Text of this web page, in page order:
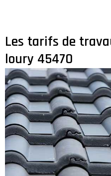
Les tarifs de
loury 45470